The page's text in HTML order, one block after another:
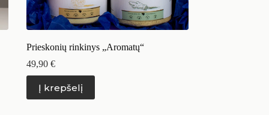
Prieskonių rinkinys „Aromatų“
49,90 €
Į krepšelį